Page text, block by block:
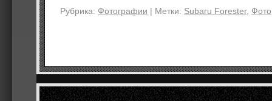
Рубрика: Фотографии | Метки: Subaru Forester, Фото